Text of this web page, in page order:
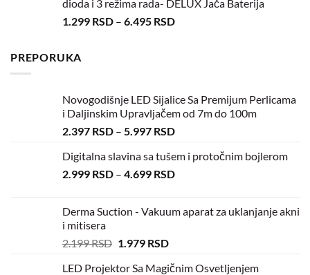
dioda i 3 režima rada- DELUX Jača Baterija
1.299 RSD – 6.495 RSD
PREPORUKA
Novogodišnje LED Sijalice Sa Premijum Perlicama
i Daljinskim Upravljačem od 7m do 100m
2.397 RSD – 5.997 RSD
Digitalna slavina sa tušem i protočnim bojlerom
2.999 RSD – 4.699 RSD
Derma Suction - Vakuum aparat za uklanjanje akni
i mitisera
2.199RSD 1.979 RSD
LED Projektor Sa Magičnim Osvetljenjem